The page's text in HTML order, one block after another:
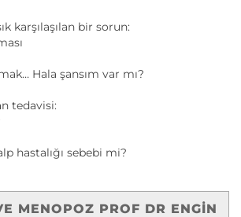
karşılaşılan bir sorun:
Hala şansım var mı?
tedavisi:
hastalığı sebebi mi?
MENOPOZ PROF DR ENGIN